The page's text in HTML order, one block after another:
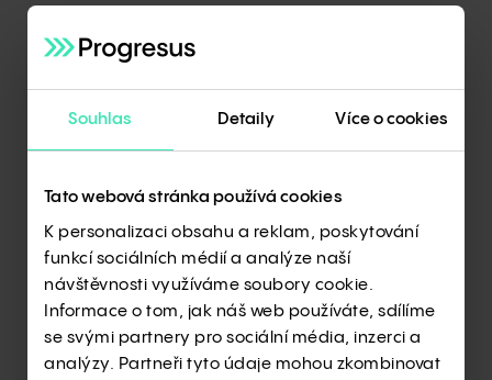
Souhlas Detaily Více o cookies
Tato webová stránka používá cookies
K personalizaci obsahu a reklam, poskytování
funkcí sociálních médií a analýze naší
návštěvnosti využíváme soubory cookie.
Informace o tom, jak náš web používáte, sdílíme
se svými partnery pro sociální média, inzerci a
analýzy. Partneři tyto údaje mohou zkombinovat
+
Existence české pobočky
+let
+
Průměrný obrat české pobočky
mil.Kč
Zaměstnanců ve skupině Haas
+